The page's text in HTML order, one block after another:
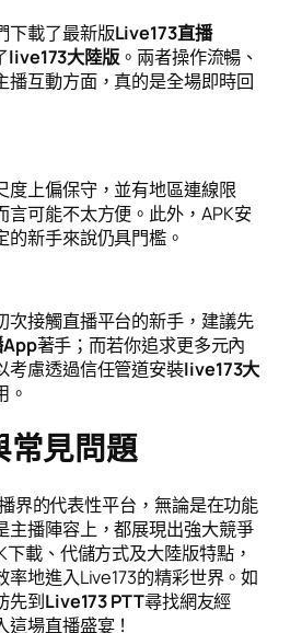
下載了最新版Live173直播
live173大陸版 。兩者操作流暢、
播互動方面，真的是全場即時回
度上偏保守，並有地區連線限
言可能不太方便。此外，APK安
新手來說仍具門檻。
次接觸直播平台的新手，建議先
App著手；而若你追求更多元內
考慮透過信任管道安裝live173大
。
常見問題
界的代表性平台，無論是在功能
主播陣容上，都展現出強大競爭
載、代儲方式及大陸版特點，
率地進入Live173的精彩世界。如
先到Live173 PTT尋找網友經
場直播盛宴！